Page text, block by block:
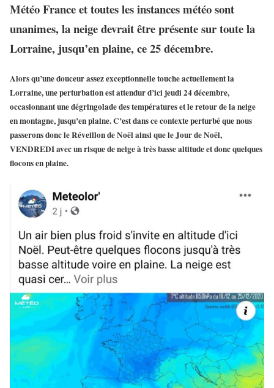
Météo France et toutes les instances météo sont
unanimes, la neige devrait être présente sur toute la
Lorraine, jusqu’en plaine, ce 25 décembre.
Alors qu’une douceur assez exceptionnelle touche actuellement la
Lorraine, une perturbation est attendur d’ici jeudi 24 décembre,
occasionnant une dégringolade des températures et le retour de la neige
en montagne, jusqu’en plaine. C’est dans ce contexte perturbé que nous
passerons donc le Réveillon de Noël ainsi que le Jour de Noël,
VENDREDI avec un risque de neige à très basse altitude et doncquelques
flocons en plaine.